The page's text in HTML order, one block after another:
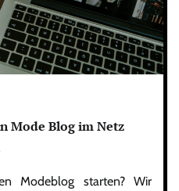
Mode Blog im Netz
Modeblog starten? Wir